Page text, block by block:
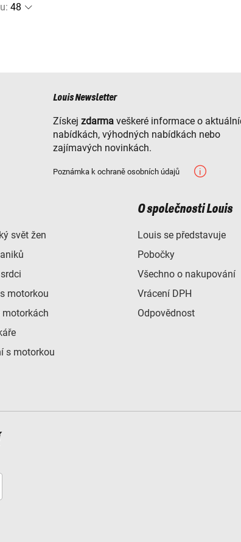
:
Louis Newsletter
Získej zdarma veškeré informace o
nabídkách, výhodných nabídkách nebo
zajímavých novinkách.
Poznámka k ochraně osobních údajů
svět žen
motorkou
motorkách
s motorkou
O společnosti Louis
Louis se představuje
Pobočky
Všechno o nakupování
Vrácení DPH
Odpovědnost